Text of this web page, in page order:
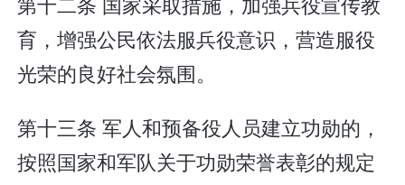
育，增强公民依法服兵役意识，营造服役
光荣的良好社会氛围。
第十三条 军人和预备役人员建立功勋的，
按照国家和军队关于功勋荣誉表彰的规定